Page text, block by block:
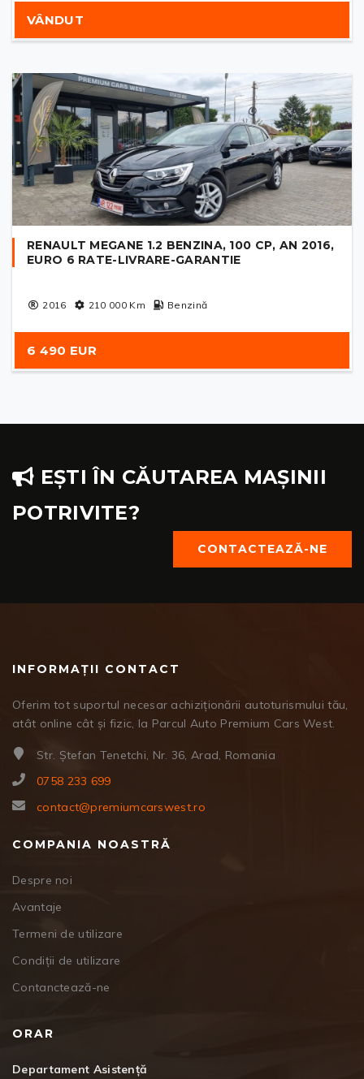
VÂNDUT
RENAULT MEGANE 1.2 BENZINA, 100 CP, AN 2016,
EURO 6 RATE-LIVRARE-GARANTIE
2016 210 000Km Benzină
6 490 EUR
EȘTI ÎN CĂUTAREA MAȘINII
POTRIVITE?
CONTACTEAZĂ-NE
INFORMAȚII CONTACT
Oferim tot suportul necesar achiziționării autoturismului tău,
atât online cât și fizic, la Parcul Auto Premium Cars West.
Str. Ștefan Tenetchi, Nr. 36, Arad, Romania
0758 233 699
contact@premiumcarswest.ro
COMPANIA NOASTRĂ
Despre noi
Avantaje
Termeni de utilizare
Condiții de utilizare
Contanctează-ne
ORAR
Departament Asistență